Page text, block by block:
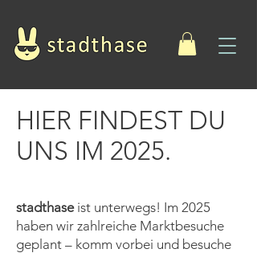
HIER FINDEST DU
UNS IM 2025.
stadthase ist unterwegs! Im 2025
haben wir zahlreiche Marktbesuche
geplant – komm vorbei und besuche